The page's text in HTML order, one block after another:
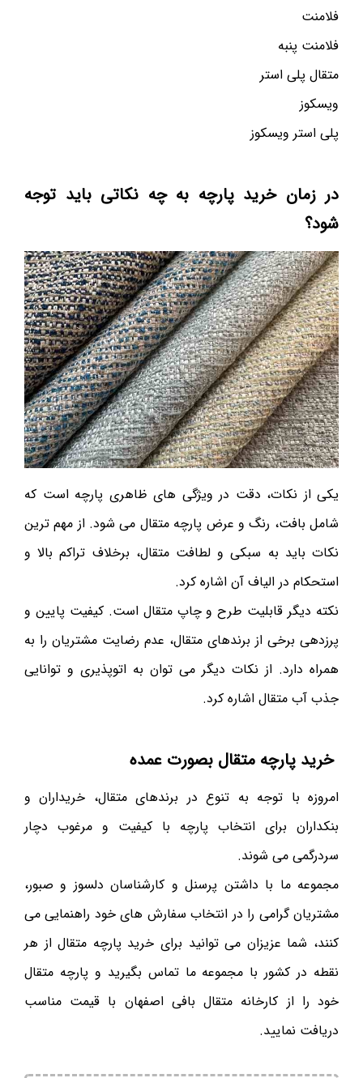
فلامنت
فلامنت پنبه
متقال پلی استر
ویسکوز
پلی استر ویسکوز
در زمان خرید پارچه به چه نکاتی باید توجه
شود؟
یکی از نکات، دقت در ویژگی های ظاهری پارچه است که
شامل بافت، رنگ و عرض پارچه متقال می شود. از مهم ترین
نکات باید به سبکی و لطافت متقال، برخلاف تراکم بالا و
استحکام در الیاف آن اشاره کرد.
نکته دیگر قابلیت طرح و چاپ متقال است. کیفیت پایین و
پرزدهی برخی از برندهای متقال، عدم رضایت مشتریان را به
همراه دارد. از نکات دیگر می توان به اتوپذیری و توانایی
جذب آب متقال اشاره کرد.
خرید پارچه متقال بصورت عمده
امروزه با توجه به تنوع در برندهای متقال، خریداران و
بنکداران برای انتخاب پارچه با کیفیت و مرغوب دچار
سردرگمی می شوند.
مجموعه ما با داشتن پرسنل و کارشناسان دلسوز و صبور،
مشتریان گرامی را در انتخاب سفارش های خود راهنمایی می
کنند، شما عزیزان می توانید برای خرید پارچه متقال از هر
نقطه در کشور با مجموعه ما تماس بگیرید و پارچه متقال
خود را از کارخانه متقال بافی اصفهان با قیمت مناسب
دریافت نمایید.